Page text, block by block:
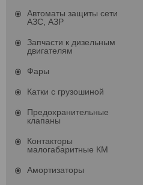
Автоматы защиты сети
АЗС, АЗР
Запчасти к дизельным
двигателям
Фары
Катки с грузошиной
Предохранительные
клапаны
Контакторы
малогабаритные КМ
Амортизаторы